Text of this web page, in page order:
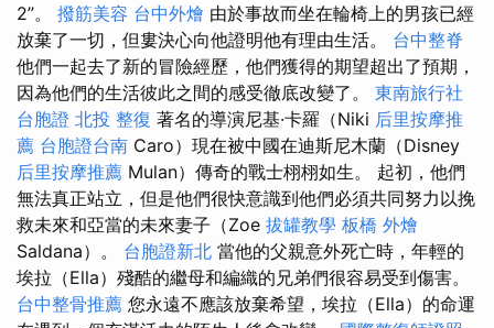
2”。 撥筋美容 台中外燴 由於事故而坐在輪椅上的男孩已經
放棄了一切，但婁決心向他證明他有理由生活。 台中整脊
他們一起去了新的冒險經歷，他們獲得的期望超出了預期，
因為他們的生活彼此之間的感受徹底改變了。 東南旅行社
台胞證 北投 整復 著名的導演尼基·卡羅（Niki 后里按摩推
薦 台胞證台南 Caro）現在被中國在迪斯尼木蘭（Disney
后里按摩推薦 Mulan）傳奇的戰士栩栩如生。 起初，他們
無法真正站立，但是他們很快意識到他們必須共同努力以挽
救未來和亞當的未來妻子（Zoe 拔罐教學 板橋 外燴
Saldana）。 台胞證新北 當他的父親意外死亡時，年輕的
埃拉（Ella）殘酷的繼母和編織的兄弟們很容易受到傷害。
台中整骨推薦 您永遠不應該放棄希望，埃拉（Ella）的命運